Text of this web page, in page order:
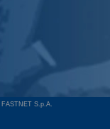
FASTNET S.p.A.